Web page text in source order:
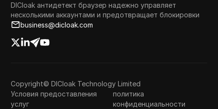
DICloak антидетект браузер надежно управляет
несколькими аккаунтами и предотвращает блокировки
business@dicloak.com
Copyright© DICloak Technology Limited
Условия предоставления
услуг
политика
конфиденциальности